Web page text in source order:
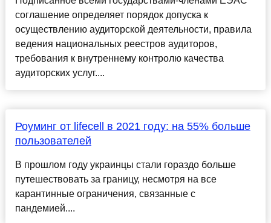
соглашение определяет порядок допуска к
осуществлению аудиторской деятельности, правила
ведения национальных реестров аудиторов,
требования к внутреннему контролю качества
аудиторских услуг....
Роуминг от lifecell в 2021 году: на 55% больше
пользователей
В прошлом году украинцы стали гораздо больше
путешествовать за границу, несмотря на все
карантинные ограничения, связанные с
пандемией....